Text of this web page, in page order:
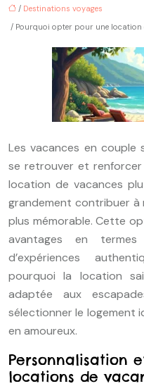
/ Destinations voyages
/ Pourquoi opter pour une location
Les vacances en couple
se retrouver et renforcer
location de vacances
grandement contribuer à
plus mémorable. Cette
avantages en
d’expériences
pourquoi la location
adaptée aux
sélectionner le logement
en amoureux.
Personnalisation
locations de